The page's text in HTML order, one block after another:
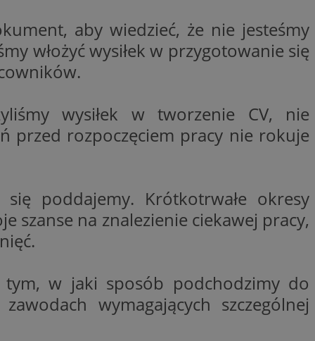
aby wiedzieć, że nie jesteśmy
włożyć wysiłek w przygotowanie się
wysiłek w tworzenie CV, nie
przed rozpoczęciem pracy nie rokuje
poddajemy. Krótkotrwałe okresy
szanse na znalezienie ciekawej pracy,
w jaki sposób podchodzimy do
wymagających szczególnej
sesji.
sesji.
o zgodzie
przestrzeganie
użytkownik nie
preferencji,
z regulacjami
obsługuje
optymalizacji
czy użytkownik
lub reklamy.
ludzi i